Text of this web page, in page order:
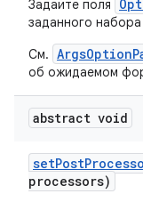
Задайте поля
заданного
См.
об ожидаемом
abstract void
setPost
processors)